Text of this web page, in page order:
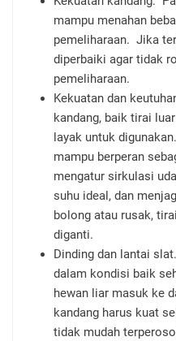
mampu menahan
pemeliharaan. Jika
diperbaiki agar tidak
pemeliharaan.
Kekuatan dan
kandang, baik tirai
layak untuk
mampu berperan
mengatur sirkulasi
suhu ideal, dan
bolong atau rusak,
diganti.
Dinding dan lantai
dalam kondisi baik
hewan liar masuk ke
kandang harus kuat
tidak mudah